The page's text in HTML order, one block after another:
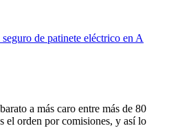
seguro de patinete eléctrico en A
a más caro entre más de 80
el orden por comisiones, y así lo